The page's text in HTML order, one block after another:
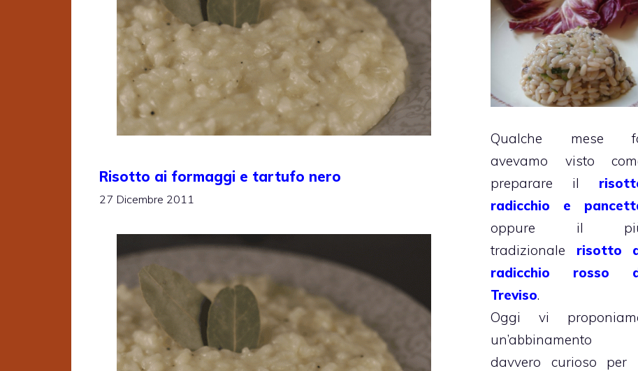
Risotto ai formaggi e tartufo nero
27 Dicembre 2011
Qualche mese
avevamo visto
preparare il
radicchio e
oppure il
tradizionale risotto
radicchio rosso
Treviso.
Oggi vi
un’abbinamento
davvero curioso per